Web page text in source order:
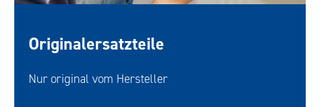
Originalersatzteile
Nur original vom Hersteller